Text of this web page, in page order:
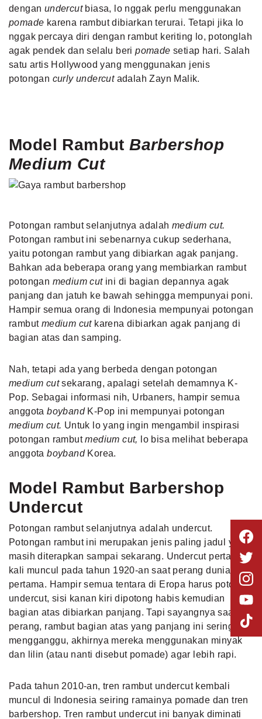
dengan undercutbiasa, lo nggak perlu menggunakan
pomade karena rambut dibiarkan terurai. Tetapi jika lo
nggak percaya diri dengan rambut keriting lo, potonglah
agak pendek dan selalu beripomade setiap hari. Salah
satu artis Hollywood yang menggunakan jenis
potongan curly undercut adalah Zayn Malik.
Model RambutBarbershop
Medium Cut
Potongan rambut selanjutnya adalah medium cut.
Potongan rambut ini sebenarnya cukup sederhana,
yaitu potongan rambut yang dibiarkan agak panjang.
Bahkan ada beberapa orang yang membiarkan rambut
potongan medium cutini di bagian depannya agak
panjang dan jatuh ke bawah sehingga mempunyai poni.
Hampir semua orang di Indonesia mempunyai potongan
rambut medium cut karena dibiarkan agak panjang di
bagian atas dan samping.
Nah, tetapi ada yang berbeda dengan potongan
medium cutsekarang, apalagi setelah demamnya K-
Pop. Sebagai informasi nih, Urbaners, hampir semua
anggotaboyband K-Pop ini mempunyai potongan
medium cut. Untuk lo yang ingin mengambil inspirasi
potongan rambutmedium cut,
lo bisa melihat beberapa
anggotaboyband Korea.
Model Rambut Barbershop
Undercut
Potongan rambut selanjutnya adalah undercut.
Potongan rambut ini merupakan jenis paling jadul yang
masih diterapkan sampai sekarang. Undercut pertama
kali muncul pada tahun 1920-an saat perang dunia
pertama. Hampir semua tentara di Eropa harus potong
undercut, sisi kanan kiri dipotong habis kemudian
bagian atas dibiarkan panjang. Tapi sayangnya saat
perang, rambut bagian atas yang panjang ini sering
mengganggu, akhirnya mereka menggunakan minyak
dan lilin (atau nanti disebut pomade) agar lebih rapi.
Pada tahun 2010-an, tren rambut undercut kembali
muncul di Indonesia seiring ramainya pomade dan tren
barbershop. Tren rambut undercut ini banyak diminati